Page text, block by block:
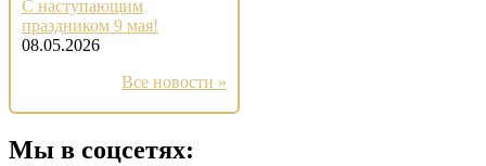
С наступающим
праздником 9 мая!
08.05.2026
Все новости »
Мы в соцсетях: